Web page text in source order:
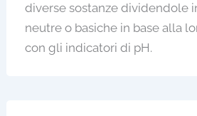
diverse sostanze dividendole
neutre o basiche in base alla
con gli indicatori di pH.